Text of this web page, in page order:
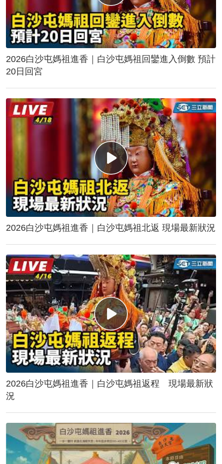
2026白沙屯媽祖進香｜白沙屯媽祖回鑾進入倒數 預計
20日回宮
2026白沙屯媽祖進香｜白沙屯媽祖北返 現場最新狀況
2026白沙屯媽祖進香｜白沙屯媽祖返程 現場最新狀
況